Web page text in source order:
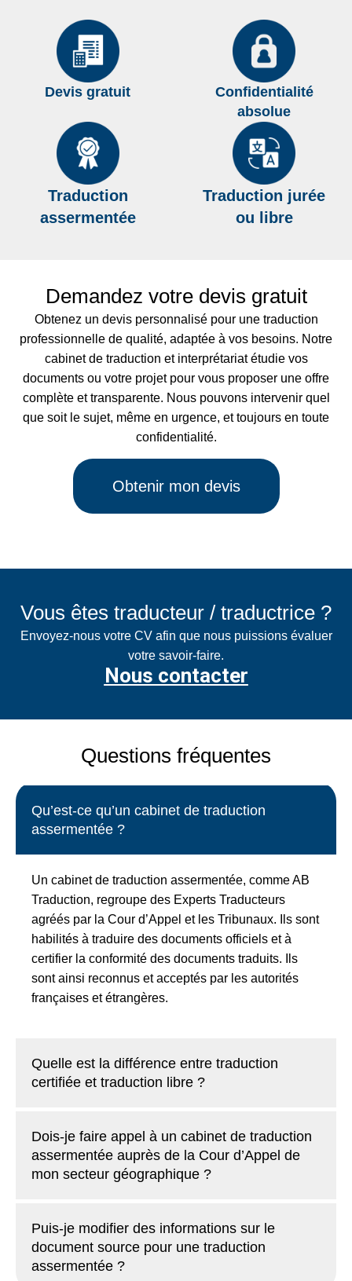
Devis gratuit
Confidentialité
absolue
Traduction
assermentée
Traduction jurée
ou libre
Demandez votre devis gratuit
Obtenez un devis personnalisé pour une traduction
professionnelle de qualité, adaptée à vos besoins. Notre
cabinet de traduction et interprétariat étudie vos
documents ou votre projet pour vous proposer une offre
complète et transparente. Nous pouvons intervenir quel
que soit le sujet, même en urgence, et toujours en toute
confidentialité.
Obtenir mon devis
Vous êtes traducteur / traductrice ?
Envoyez-nous votre CV afin que nous puissions évaluer
votre savoir-faire.
Nous contacter
Questions fréquentes
Qu’est-ce qu’un cabinet de traduction
assermentée ?
Un cabinet de traduction assermentée, comme AB
Traduction, regroupe des Experts Traducteurs
agréés par la Cour d’Appel et les Tribunaux. Ils sont
habilités à traduire des documents officiels et à
certifier la conformité des documents traduits. Ils
sont ainsi reconnus et acceptés par les autorités
françaises et étrangères.
Quelle est la différence entre traduction
certifiée et traduction libre ?
Dois-je faire appel à un cabinet de traduction
assermentée auprès de la Cour d’Appel de
mon secteur géographique ?
Puis-je modifier des informations sur le
document source pour une traduction
assermentée ?